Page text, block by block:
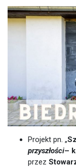
Projekt pn. „
przyszłości–
przez